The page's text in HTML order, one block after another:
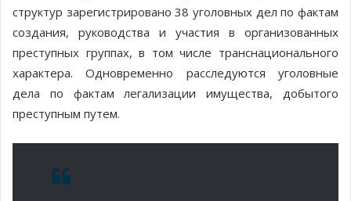
структур зарегистрировано 38 уголовных дел по фактам
создания, руководства и участия в организованных
преступных группах, в том числе транснационального
характера. Одновременно расследуются уголовные
дела по фактам легализации имущества, добытого
преступным путем.